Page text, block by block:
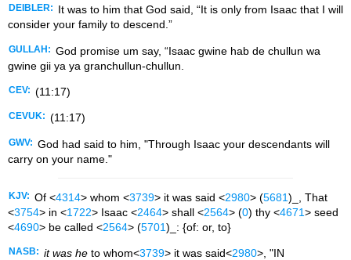
DEIBLER:
It was to him that God said, “It is only from Isaac that I will
consider your family to descend.”
GULLAH: God promise um say, “Isaac gwine hab de chullun wa
gwine gii ya ya granchullun-chullun.
CEV: (11:17)
CEVUK: (11:17)
GWV: God had said to him, "Through Isaac your descendants will
carry on your name."
KJV: Of <4314> whom <3739> it was said <2980> (5681)_, That
<3754> in <1722> Isaac <2464> shall <2564> (0) thy <4671> seed
<4690> be called <2564> (5701)_: {of: or, to}
NASB: it was he to whom<3739> it was said<2980>, "IN